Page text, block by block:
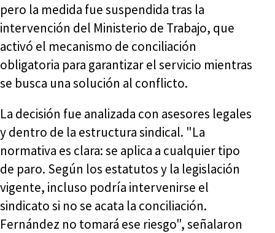
pero la medida fue suspendida tras la
intervención del Ministerio de Trabajo, que
activó el mecanismo de conciliación
obligatoria para garantizar el servicio mientras
se busca una solución al conflicto.
La decisión fue analizada con asesores legales
y dentro de la estructura sindical. "La
normativa es clara: se aplica a cualquier tipo
de paro. Según los estatutos y la legislación
vigente, incluso podría intervenirse el
sindicato si no se acata la conciliación.
Fernández no tomará ese riesgo", señalaron